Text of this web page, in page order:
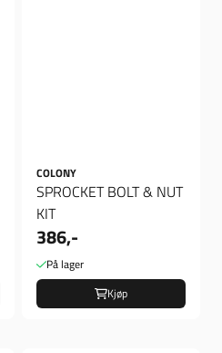
COLONY
SPROCKET BOLT & NUT
KIT
386,-
På lager
Kjøp